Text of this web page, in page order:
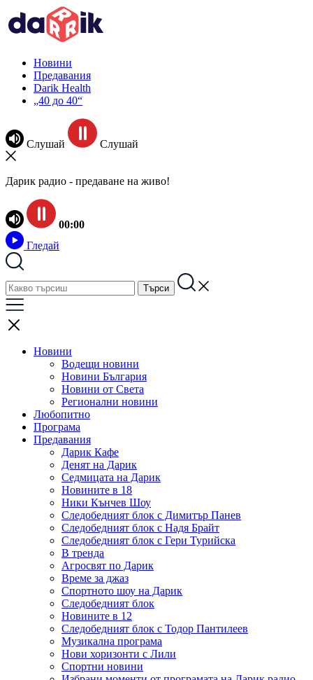
Новини
Предавания
Darik Health
„40 до 40“
Слушай Слушай
Дарик радио - предаване на живо!
00:00
Гледай
Новини
Водещи новини
Новини България
Новини от Света
Регионални новини
Любопитно
Програма
Предавания
Дарик Кафе
Денят на Дарик
Седмицата на Дарик
Новините в 18
Ники Кънчев Шоу
Следобедният блок с Димитър Панев
Следобедният блок с Надя Брайт
Следобедният блок с Гери Турийска
В тренда
Агросвят по Дарик
Време за джаз
Спортното шоу на Дарик
Следобедният блок
Новините в 12
Следобедният блок с Тодор Пантилеев
Музикална програма
Нови хоризонти с Лили
Спортни новини